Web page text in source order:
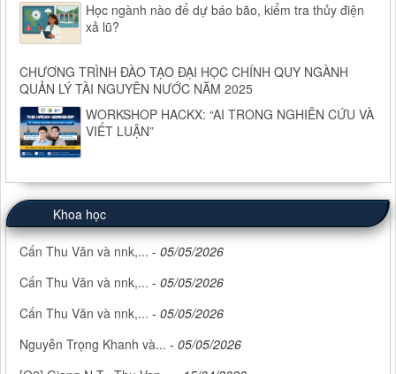
Học ngành nào để dự báo bão, kiểm tra thủy điện
xả lũ?
CHƯƠNG TRÌNH ĐÀO TẠO ĐẠI HỌC CHÍNH QUY NGÀNH
QUẢN LÝ TÀI NGUYÊN NƯỚC NĂM 2025
WORKSHOP HACKX: “AI TRONG NGHIÊN CỨU VÀ
VIẾT LUẬN”
Khoa học
Cấn Thu Văn và nnk,... - 05/05/2026
Cấn Thu Văn và nnk,... - 05/05/2026
Cấn Thu Văn và nnk,... - 05/05/2026
Nguyễn Trọng Khanh và... - 05/05/2026